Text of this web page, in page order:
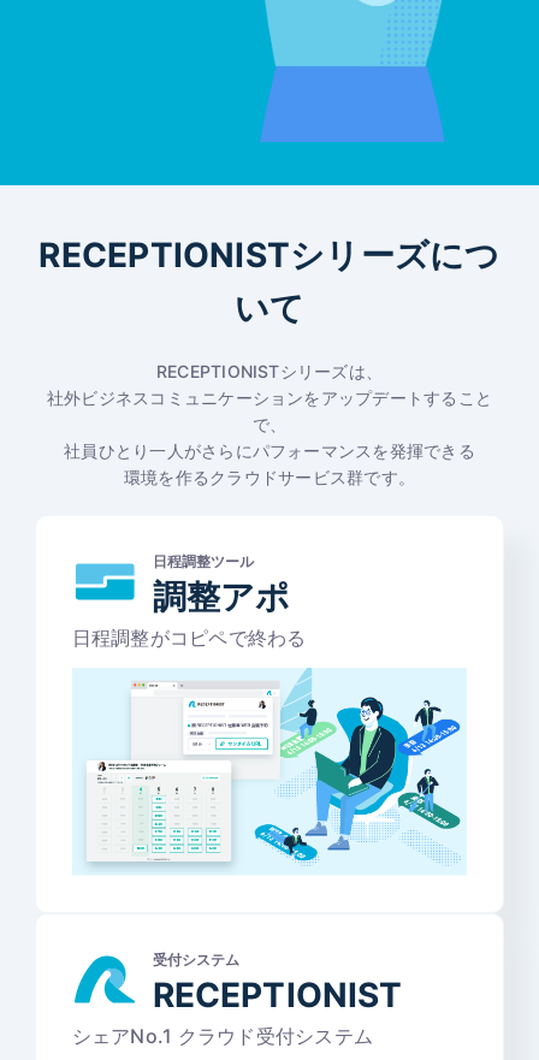
RECEPTIONISTシリーズにつ
いて
RECEPTIONISTシリーズは、
社外ビジネスコミュニケーションをアップデートすること
で、
社員ひとり一人がさらにパフォーマンスを発揮できる
環境を作るクラウドサービス群です。
日程調整ツール
調整アポ
日程調整がコピペで終わる
受付システム
RECEPTIONIST
シェアNo.1 クラウド受付システム